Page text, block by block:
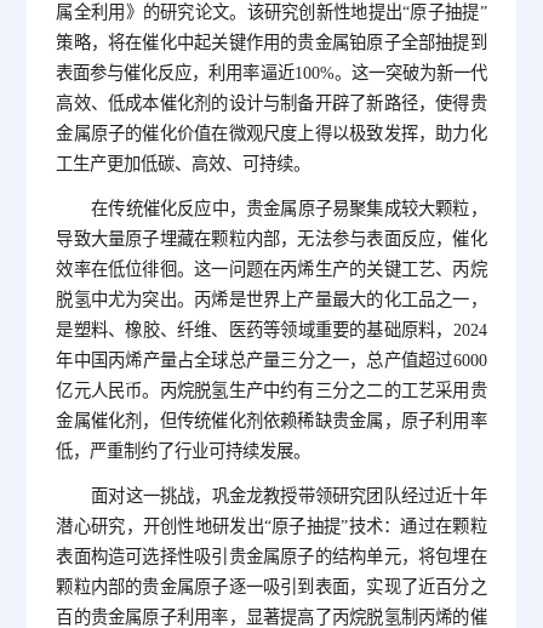
属全利用》的研究论文。该研究创新性地提出“原子抽提”
策略，将在催化中起关键作用的贵金属铂原子全部抽提到
表面参与催化反应，利用率逼近100%。这一突破为新一代
高效、低成本催化剂的设计与制备开辟了新路径，使得贵
金属原子的催化价值在微观尺度上得以极致发挥，助力化
工生产更加低碳、高效、可持续。
在传统催化反应中，贵金属原子易聚集成较大颗粒，
导致大量原子埋藏在颗粒内部，无法参与表面反应，催化
效率在低位徘徊。这一问题在丙烯生产的关键工艺、丙烷
脱氢中尤为突出。丙烯是世界上产量最大的化工品之一，
是塑料、橡胶、纤维、医药等领域重要的基础原料，2024
年中国丙烯产量占全球总产量三分之一，总产值超过6000
亿元人民币。丙烷脱氢生产中约有三分之二的工艺采用贵
金属催化剂，但传统催化剂依赖稀缺贵金属，原子利用率
低，严重制约了行业可持续发展。
面对这一挑战，巩金龙教授带领研究团队经过近十年
潜心研究，开创性地研发出“原子抽提”技术：通过在颗粒
表面构造可选择性吸引贵金属原子的结构单元，将包埋在
颗粒内部的贵金属原子逐一吸引到表面，实现了近百分之
百的贵金属原子利用率，显著提高了丙烷脱氢制丙烯的催